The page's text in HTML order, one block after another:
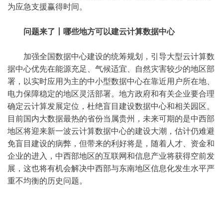
为应急支援赢得时间。
问题来了丨哪些地方可以建云计算数据中心
加强全国数据中心建设的统筹规划，引导大型云计算数
据中心优先在能源充足、气候适宜、自然灾害较少的地区部
署，以实时应用为主的中小型数据中心在靠近用户所在地、
电力保障稳定的地区灵活部署。地方政府和有关企业要合理
确定云计算发展定位，杜绝盲目建设数据中心和相关园区。
目前国内大数据最热的省份当属贵州，未来可期的是中西部
地区将迎来新一波云计算数据中心的建设大潮，估计仍难避
免盲目建设的病弊，但带来的利好将是，随着人才、资金和
企业的进入，中西部地区的互联网和信息产业将获得空前发
展，这也将有机会解决中西部与东南地区信息化发生水平严
重不均衡的历史问题。